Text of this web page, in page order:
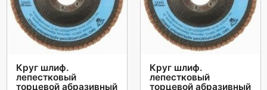
Круг шлиф.
лепестковый
торцевой абразивный
Круг шлиф.
лепестковый
торцевой абразивный